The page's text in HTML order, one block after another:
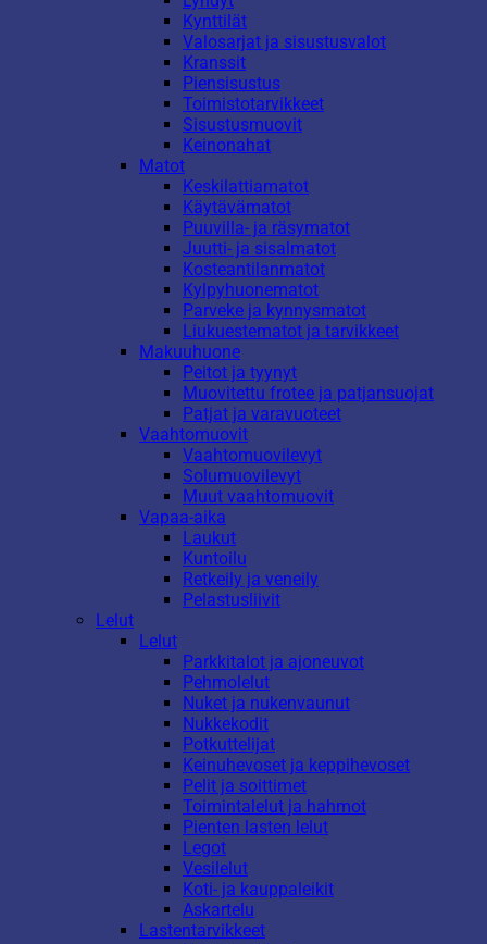
Kynttilät
Valosarjat ja sisustusvalot
Kranssit
Piensisustus
Toimistotarvikkeet
Sisustusmuovit
Keinonahat
Matot
Keskilattiamatot
Käytävämatot
Puuvilla- ja räsymatot
Juutti- ja sisalmatot
Kosteantilanmatot
Kylpyhuonematot
Parveke ja kynnysmatot
Liukuestematot ja tarvikkeet
Makuuhuone
Peitot ja tyynyt
Muovitettu frotee ja patjansuojat
Patjat ja varavuoteet
Vaahtomuovit
Vaahtomuovilevyt
Solumuovilevyt
Muut vaahtomuovit
Vapaa-aika
Laukut
Kuntoilu
Retkeily ja veneily
Pelastusliivit
Lelut
Lelut
Parkkitalot ja ajoneuvot
Pehmolelut
Nuket ja nukenvaunut
Nukkekodit
Potkuttelijat
Keinuhevoset ja keppihevoset
Pelit ja soittimet
Toimintalelut ja hahmot
Pienten lasten lelut
Legot
Vesilelut
Koti- ja kauppaleikit
Askartelu
Lastentarvikkeet